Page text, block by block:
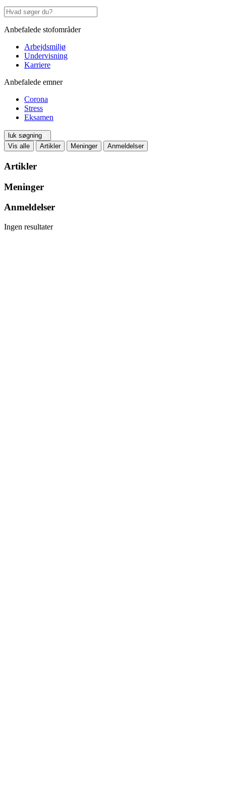
Anbefalede stofområder
Arbejdsmiljø
Undervisning
Karriere
Anbefalede emner
Corona
Stress
Eksamen
luk søgning
Vis alle
Artikler Meninger Anmeldelser
Artikler
Meninger
Anmeldelser
Ingen resultater